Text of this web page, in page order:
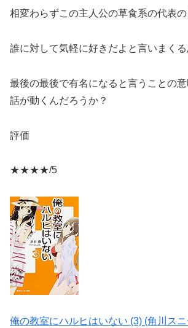
相変わらずこの主人公の草食系の代表
誰に対して気軽に好きだよと言いまくる
最後の最後で有名になると言うことの
話が動くんだろうか？
評価
★★★★/5
俺の教室にハルヒはいない (3) (角川ス